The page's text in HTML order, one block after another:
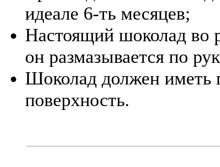
идеале 6-ть месяцев;
Настоящий шоколад во
он размазывается по
Шоколад должен иметь
поверхность.